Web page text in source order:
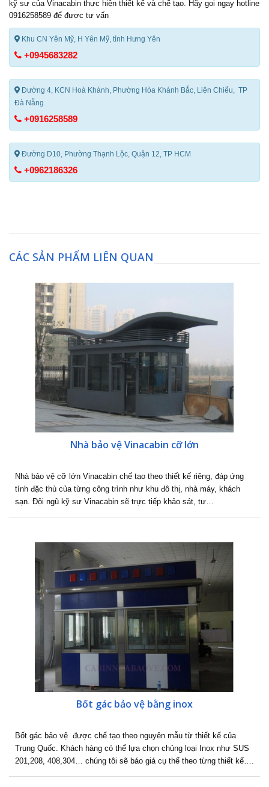
kỹ sư của Vinacabin thực hiện thiết kế và chế tạo. Hãy goi ngay hotline
0916258589 để được tư vấn
Khu CN Yên Mỹ, H Yên Mỹ, tỉnh Hưng Yên
+0945683282
Đường 4, KCN Hoà Khánh, Phường Hòa Khánh Bắc, Liên Chiểu, TP
Đà Nẵng
+0916258589
Đường D10, Phường Thạnh Lộc, Quận 12, TP HCM
+0962186326
CÁC SẢN PHẨM LIÊN QUAN
Nhà bảo vệ Vinacabin cỡ lớn
Nhà bảo vệ cỡ lớn Vinacabin chế tạo theo thiết kế riêng, đáp ứng
tính đặc thù của từng công trình như khu đô thị, nhà máy, khách
sạn. Đội ngũ kỹ sư Vinacabin sẽ trực tiếp khảo sát, tư…
Bốt gác bảo vệ bằng inox
Bốt gác bảo vệ được chế tạo theo nguyên mẫu từ thiết kế của
Trung Quốc. Khách hàng có thể lựa chọn chủng loại Inox như SUS
201,208, 408,304… chúng tôi sẽ báo giá cụ thể theo từng thiết kế….